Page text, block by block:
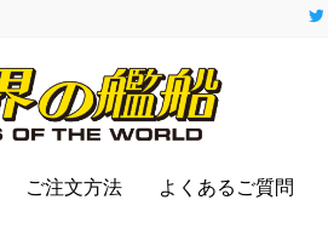
ご注文方法 よくあるご質問